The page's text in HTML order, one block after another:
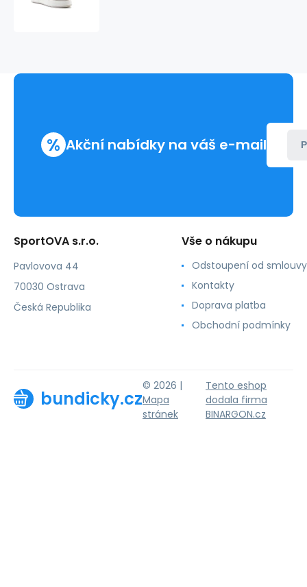
GOLD
% Akční nabídky na váš e-mail
SportOVA s.r.o.
Pavlovova 44
70030 Ostrava
Česká Republika
Vše o nákupu
Odstoupení od smlouvy
Kontakty
Doprava platba
Obchodní podmínky
bundicky.cz
© 2026 |
Mapa
stránek
Tento eshop
dodala firma
BINARGON.cz